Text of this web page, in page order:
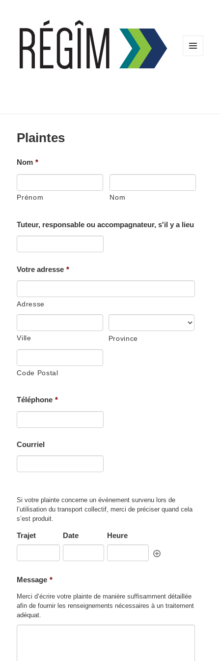
Plaintes
Nom *
Prénom Nom
Tuteur, responsable ou accompagnateur, s'il y a lieu
Votre adresse *
Adresse
Ville Province
Code Postal
Téléphone *
Courriel
Si votre plainte concerne un événement survenu lors de
l’utilisation du transport collectif, merci de préciser quand cela
s’est produit.
Trajet Date Heure
Message *
Merci d’écrire votre plainte de manière suffisamment détaillée
afin de fournir les renseignements nécessaires à un traitement
adéquat.